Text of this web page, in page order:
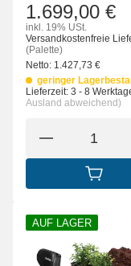
1.699,00 €
inkl. 19% USt.
Versandkostenfreie
(Palette)
Netto: 1.427,73 €
geringer
Lieferzeit: 3 - 8
Ausland abweichend)
IN DEN
AUF LAGER